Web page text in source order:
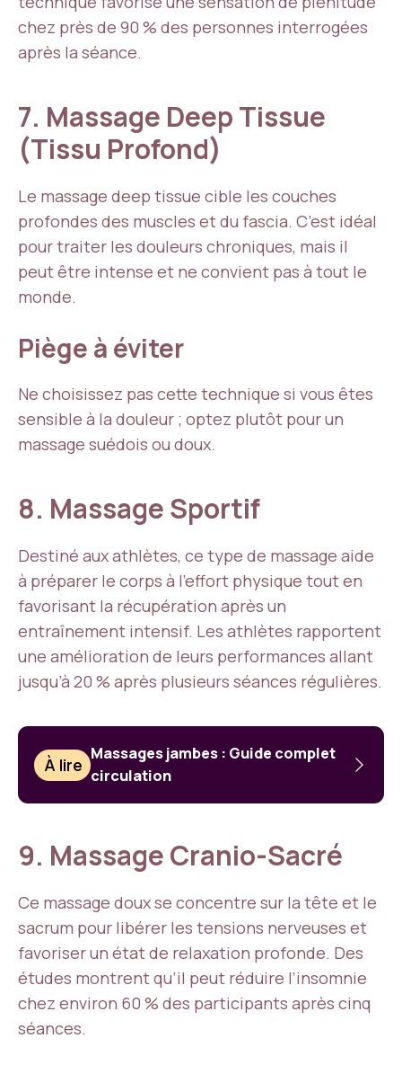
chez près de 90 % des personnes interrogées
après la séance.
7. Massage Deep Tissue
(Tissu Profond)
Le massage deep tissue cible les couches
profondes des muscles et du fascia. C’est idéal
pour traiter les douleurs chroniques, mais il
peut être intense et ne convient pas à tout le
monde.
Piège à éviter
Ne choisissez pas cette technique si vous êtes
sensible à la douleur ; optez plutôt pour un
massage suédois ou doux.
8. Massage Sportif
Destiné aux athlètes, ce type de massage aide
à préparer le corps à l’effort physique tout en
favorisant la récupération après un
entraînement intensif. Les athlètes rapportent
une amélioration de leurs performances allant
jusqu’à 20 % après plusieurs séances régulières.
À lire
Massages jambes : Guide complet
circulation
9. Massage Cranio-Sacré
Ce massage doux se concentre sur la tête et le
sacrum pour libérer les tensions nerveuses et
favoriser un état de relaxation profonde. Des
études montrent qu’il peut réduire l’insomnie
chez environ 60 % des participants après cinq
séances.